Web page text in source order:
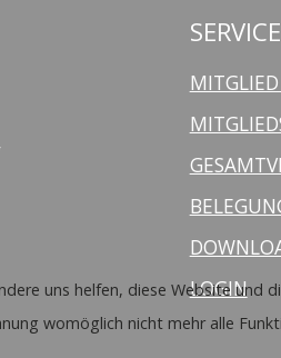
SERVICE
LOGIN
uns helfen, diese Website und
womöglich nicht mehr alle